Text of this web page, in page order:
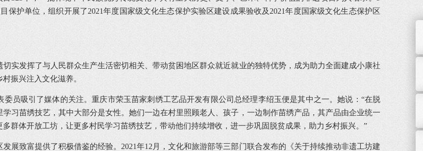
保护单位，组织开展了2021年度国家级文化生态保护实验区建设成果验收及2021年度国家级文化生态保护区
实发挥了与人民群众生产生活密切相关、带动贫困地区群众就近就业的独特优势，成为助力全面建成小康社
振兴注入文化滋养。
委员吸引了媒体的关注。重庆市荣玉苗家刺绣工艺品开发有限公司总经理李绍玉便是其中之一。她说：“在脱
习苗绣技艺，其中大部分是女性。她们一边在村里照顾老人、孩子，一边制作苗绣产品，其产品由企业统一
群体开放工坊，让更多村民学习苗绣技艺，带动他们持续增收，进一步巩固脱贫成果，助力乡村振兴。”
展致富提供了积极借鉴的经验。2021年12月，文化和旅游部等三部门联合发布的《关于持续推动非遗工坊建